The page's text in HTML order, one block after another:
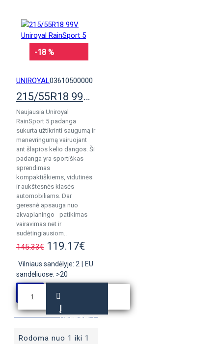
-18 %
UNIROYAL03610500000
215/55R18 99V Uniroyal RainSport 5
Naujausia Uniroyal
RainSport 5 padanga
sukurta užtikrinti saugumą ir
manevringumą vairuojant
ant šlapios kelio dangos. Ši
padanga yra sportiškas
sprendimas
kompaktiškiems, vidutinės
ir aukštesnės klasės
automobiliams. Dar
geresnė apsauga nuo
akvaplaningo - patikimas
vairavimas net ir
sudėtingiausiom..
145.33€ 119.17€
Vilniaus sandėlyje: 2
EU
sandėliuose: >20
Į
KREPŠELĮ
Rodoma nuo 1 iki 1